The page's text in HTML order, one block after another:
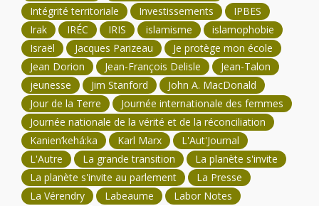
Intégrité territoriale
Investissements
IPBES
Irak
IRÉC IRIS islamisme
islamophobie
Israël
Jacques Parizeau
Je protège mon école
Jean Dorion
Jean-François Delisle
Jean-Talon
jeunesse
Jim Stanford
John A. MacDonald
Jour de la Terre
Journée internationale des femmes
Journée nationale de la vérité et de la réconciliation
Kanien’kehá:ka
Karl Marx
L'Aut'Journal
L'Autre
La grande transition
La planète s'invite
La planète s'invite au parlement
La Presse
La Vérendry
Labeaume
Labor Notes